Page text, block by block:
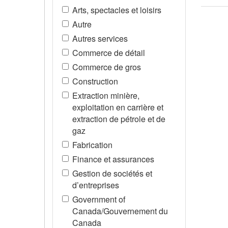
Arts, spectacles et loisirs
Autre
Autres services
Commerce de détail
Commerce de gros
Construction
Extraction minière,
exploitation en carrière et
extraction de pétrole et de
gaz
Fabrication
Finance et assurances
Gestion de sociétés et
d’entreprises
Government of
Canada/Gouvernement du
Canada